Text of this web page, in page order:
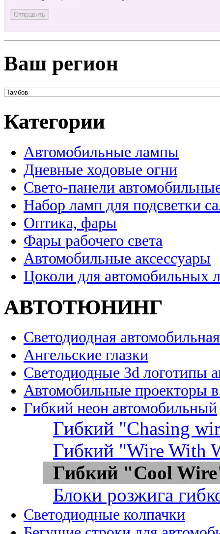
Ваш регион
Категории
Автомобильные лампы
Дневные ходовые огни
Свето-панели
Набор ламп для подсветки
Оптика, фары
Фары рабочего света
Автомобильные аксессуары
Цоколи для автомобильных
АВТОТЮНИНГ
Светодиодная
Ангельские глазки
Светодиодные 3d логотипы
Автомобильные проекторы
Гибкий неон автомобильный
Гибкий "Chasing
Гибкий "Wire With
Гибкий "Cool
Блоки розжига
Светодиодные колпачки